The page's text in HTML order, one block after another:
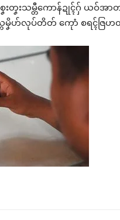
Related
စၞးတၞးသမ္တီကောန်ဍုၚ်ဂှ် ယဝ်
သ္ကမၞိဟ်လုပ်တိတ် ကေုာံ စရၚ်ဇ